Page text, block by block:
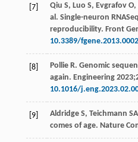
[7] Qiu S, Luo S, Evgrafov O,
al. Single-neuron
reproducibility. Front
10.3389/
[8] Pollie R. Genomic
again. Engineering 2023;
10.1016/
[9] Aldridge S, Teichmann SA
comes of age. Nature